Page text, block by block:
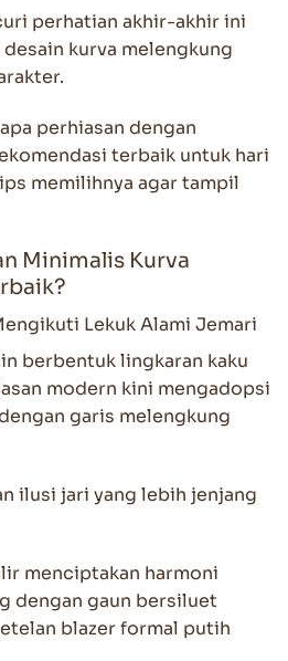
perhatian akhir-akhir ini
kurva melengkung
perhiasan dengan
terbaik untuk hari
memilihnya agar tampil
Minimalis Kurva
Lekuk Alami Jemari
berbentuk lingkaran kaku
modern kini mengadopsi
garis melengkung
ilusi jari yang lebih jenjang
menciptakan harmoni
dengan gaun bersiluet
blazer formal putih